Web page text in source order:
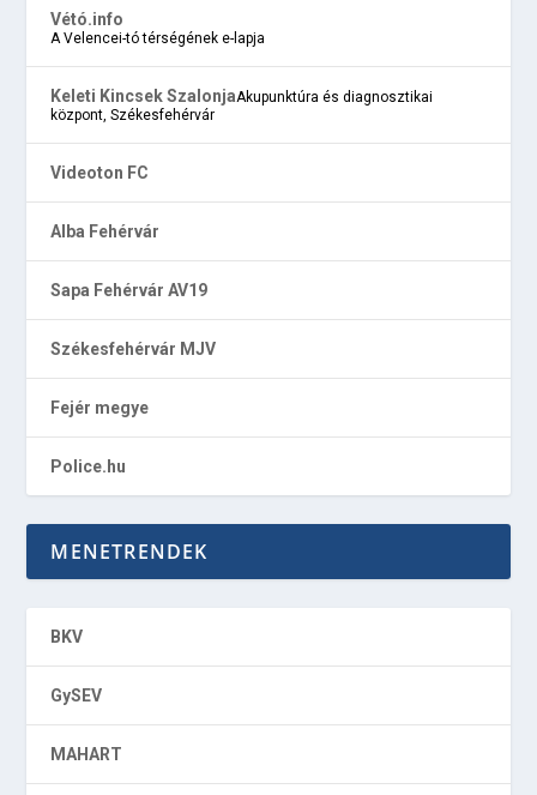
Vétó.info
A Velencei-tó térségének e-lapja
Keleti Kincsek SzalonjaAkupunktúra és diagnosztikai
központ, Székesfehérvár
Videoton FC
Alba Fehérvár
Sapa Fehérvár AV19
Székesfehérvár MJV
Fejér megye
Police.hu
MENETRENDEK
BKV
GySEV
MAHART